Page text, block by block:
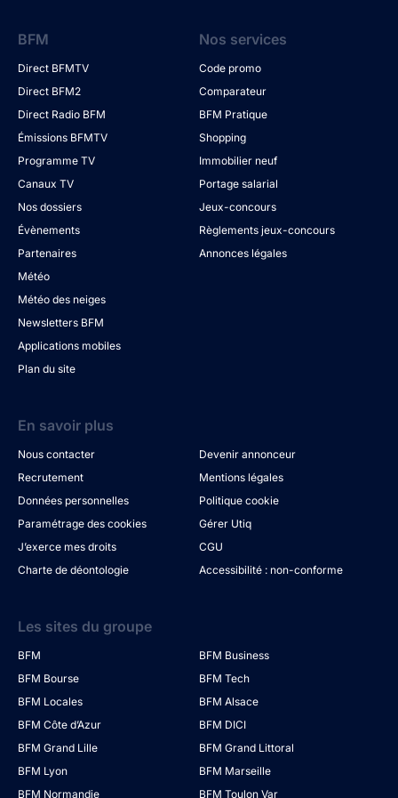
BFM
Direct BFMTV
Direct BFM2
Direct Radio BFM
Émissions BFMTV
Programme TV
Canaux TV
Nos dossiers
Évènements
Partenaires
Météo
Météo des neiges
Newsletters BFM
Applications mobiles
Plan du site
Nos services
Code promo
Comparateur
BFM Pratique
Shopping
Immobilier neuf
Portage salarial
Jeux-concours
Règlements jeux-concours
Annonces légales
En savoir plus
Nous contacter
Devenir annonceur
Recrutement
Mentions légales
Données personnelles
Politique cookie
Paramétrage des cookies
Gérer Utiq
J’exerce mes droits
CGU
Charte de déontologie
Accessibilité : non-conforme
Les sites du groupe
BFM
BFM Business
BFM Bourse
BFM Tech
BFM Locales
BFM Alsace
BFM Côte d’Azur
BFM DICI
BFM Grand Lille
BFM Grand Littoral
BFM Lyon
BFM Marseille
BFM Normandie
BFM Toulon Var